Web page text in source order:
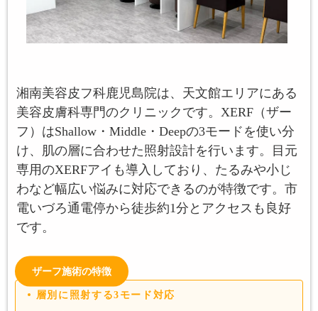
湘南美容皮フ科鹿児島院は、天文館エリアにある
美容皮膚科専門のクリニックです。XERF（ザー
フ）はShallow・Middle・Deepの3モードを使い分
け、肌の層に合わせた照射設計を行います。目元
専用のXERFアイも導入しており、たるみや小じ
わなど幅広い悩みに対応できるのが特徴です。市
電いづろ通電停から徒歩約1分とアクセスも良好
です。
ザーフ施術の特徴
層別に照射する3モード対応